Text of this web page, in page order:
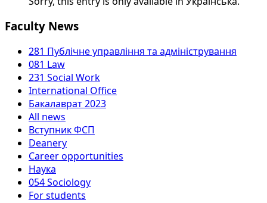
Faculty News
281 Публічне управління та адміністрування
081 Law
231 Social Work
International Office
Бакалаврат 2023
All news
Вступник ФСП
Deanery
Career opportunities
Наука
054 Sociology
For students